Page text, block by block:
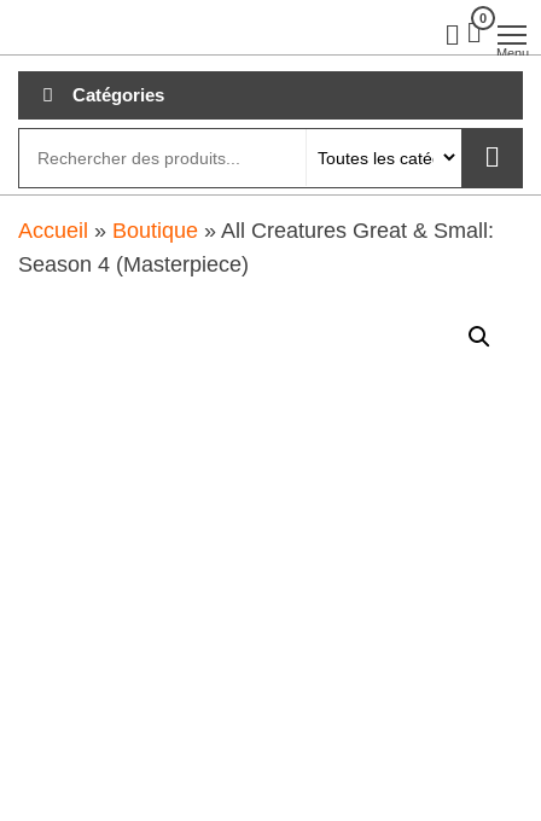
au
contenu
0
Menu
Catégories
Accueil » Boutique » All Creatures Great & Small:
Season 4 (Masterpiece)